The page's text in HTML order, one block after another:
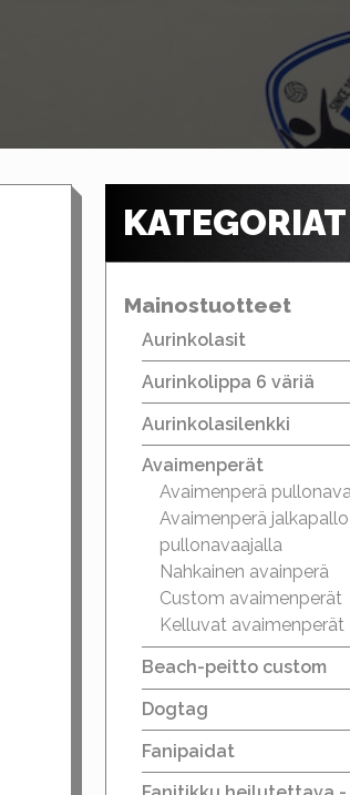
KATEGORIAT
Mainostuotteet
Aurinkolasit
Aurinkolippa 6 väriä
Aurinkolasilenkki
Avaimenperät
Avaimenperä
Avaimenperä jalkapallo
pullonavaajalla
Nahkainen avainperä
Custom avaimenperät
Kelluvat avaimenperät
Beach-peitto custom
Dogtag
Fanipaidat